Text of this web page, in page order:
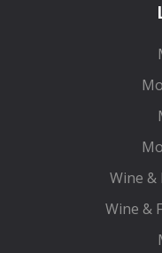
Wine &
Wine &